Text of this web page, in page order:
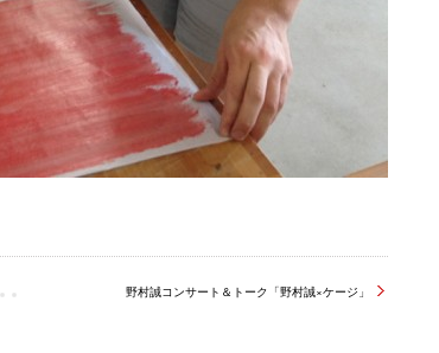
野村誠コンサート＆トーク「野村誠×ケージ」